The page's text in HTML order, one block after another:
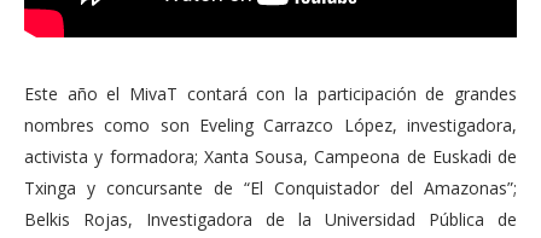
Este año el MivaT contará con la participación de grandes
nombres como son Eveling Carrazco López, investigadora,
activista y formadora; Xanta Sousa, Campeona de Euskadi de
Txinga y concursante de “El Conquistador del Amazonas”;
Belkis Rojas, Investigadora de la Universidad Pública de